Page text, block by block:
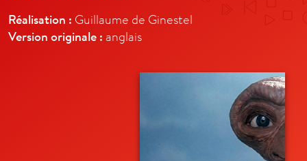
Réalisation : Guillaume de Ginestel
Version originale : anglais